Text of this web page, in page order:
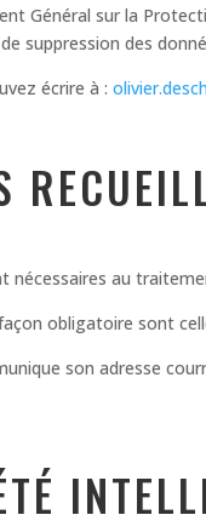
Général sur la
suppression des
écrire à :
nécessaires au
obligatoire sont
son adresse